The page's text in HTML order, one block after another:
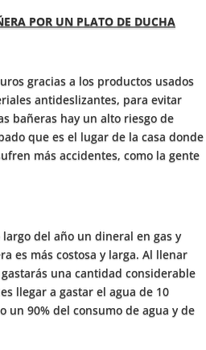
POR UN PLATO DE DUCHA
gracias a los productos usados
antideslizantes, para evitar
bañeras hay un alto riesgo de
que es el lugar de la casa donde
más accidentes, como la gente
del año un dineral en gas y
es más costosa y larga. Al llenar
una cantidad considerable
llegar a gastar el agua de 10
un 90% del consumo de agua y de